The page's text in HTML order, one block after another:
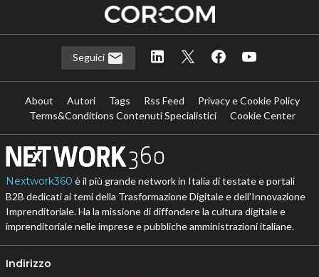
Seguici
About Autori Tags Rss Feed
Privacy e Cookie Policy
Terms&Conditions Contenuti Specialistici
Cookie Center
Nextwork360 è il più grande network in Italia di testate e portali
B2B dedicati ai temi della Trasformazione Digitale e dell’Innovazione
Imprenditoriale. Ha la missione di diffondere la cultura digitale e
imprenditoriale nelle imprese e pubbliche amministrazioni italiane.
Indirizzo